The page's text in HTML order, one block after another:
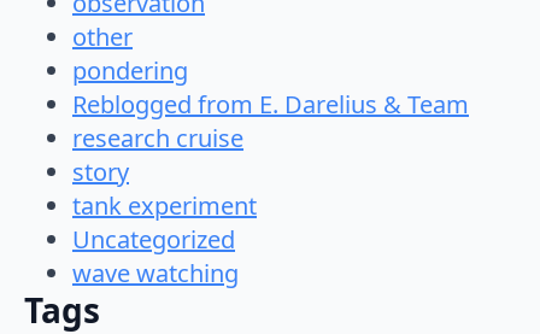
other
pondering
Reblogged from E. Darelius & Team
research cruise
story
tank experiment
Uncategorized
wave watching
Tags